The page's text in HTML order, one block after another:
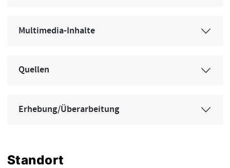
Multimedia-Inhalte
Quellen
Erhebung/Überarbeitung
Standort